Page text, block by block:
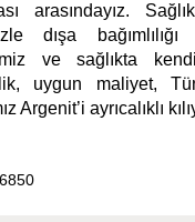
arasındayız.
dışa
ve sağlıkta kendi
uygun maliyet,
Argenit’i ayrıcalıklı
6850